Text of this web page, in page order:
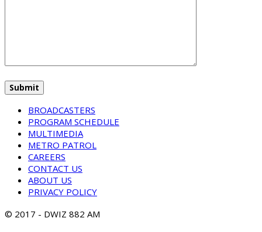
BROADCASTERS
PROGRAM SCHEDULE
MULTIMEDIA
METRO PATROL
CAREERS
CONTACT US
ABOUT US
PRIVACY POLICY
© 2017 - DWIZ 882 AM